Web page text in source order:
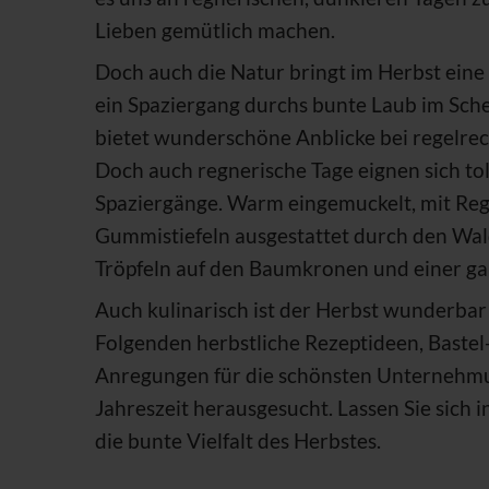
Lieben gemütlich machen.
Doch auch die Natur bringt im Herbst
ein Spaziergang durchs bunte Laub im
bietet wunderschöne Anblicke bei
Doch auch regnerische Tage eignen sich
Spaziergänge. Warm eingemuckelt, mit
Gummistiefeln ausgestattet durch den
Tröpfeln auf den Baumkronen und einer
Auch kulinarisch ist der Herbst wunderbar
Folgenden herbstliche Rezeptideen,
Anregungen für die schönsten
Jahreszeit herausgesucht. Lassen Sie sich
die bunte Vielfalt des Herbstes.